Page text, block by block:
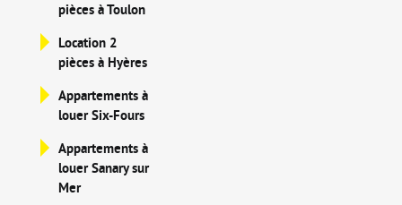
pièces à Toulon
Location 2
pièces à Hyères
Appartements à
louer Six-Fours
Appartements à
louer Sanary sur
Mer